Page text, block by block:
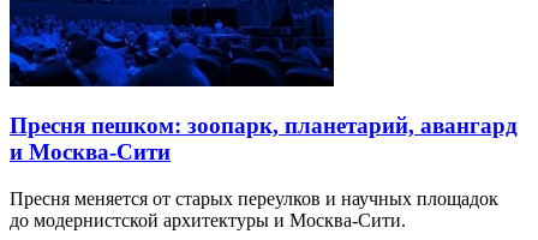
Пресня пешком: зоопарк, планетарий, авангард
и Москва-Сити
Пресня меняется от старых переулков и научных площадок
до модернистской архитектуры и Москва-Сити.